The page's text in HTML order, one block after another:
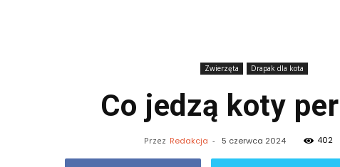
Zwierzęta Drapak dla kota
Co jedzą koty
Przez Redakcja - 5 czerwca 2024 402